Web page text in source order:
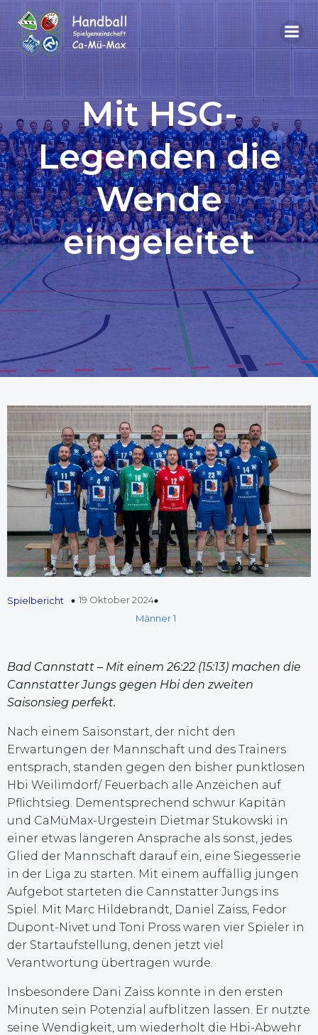
Mit HSG-
Legenden die
Wende
eingeleitet
Spielbericht
19 Oktober 2024
Männer 1
Bad Cannstatt – Mit einem 26:22 (15:13) machen die
Cannstatter Jungs gegen Hbi den zweiten
Saisonsieg perfekt.
Nach einem Saisonstart, der nicht den
Erwartungen der Mannschaft und des Trainers
entsprach, standen gegen den bisher punktlosen
Hbi Weilimdorf/ Feuerbach alle Anzeichen auf
Pflichtsieg. Dementsprechend schwur Kapitän
und CaMüMax-Urgestein Dietmar Stukowski in
einer etwas längeren Ansprache als sonst, jedes
Glied der Mannschaft darauf ein, eine Siegesserie
in der Liga zu starten. Mit einem auffällig jungen
Aufgebot starteten die Cannstatter Jungs ins
Spiel. Mit Marc Hildebrandt, Daniel Zaiss, Fedor
Dupont-Nivet und Toni Pross waren vier Spieler in
der Startaufstellung, denen jetzt viel
Verantwortung übertragen wurde.
Insbesondere Dani Zaiss konnte in den ersten
Minuten sein Potenzial aufblitzen lassen. Er nutzte
seine Wendigkeit, um wiederholt die Hbi-Abwehr